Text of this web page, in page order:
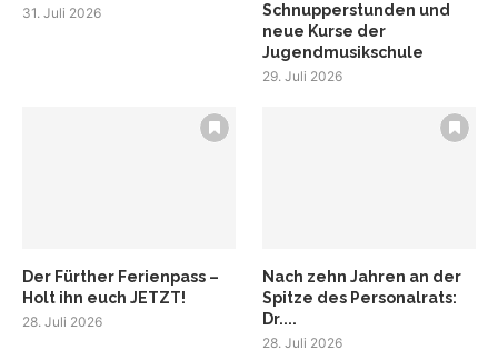
31. Juli 2026
Schnupperstunden und
neue Kurse der
Jugendmusikschule
29. Juli 2026
Der Fürther Ferienpass –
Holt ihn euch JETZT!
28. Juli 2026
Nach zehn Jahren an der
Spitze des Personalrats:
Dr....
28. Juli 2026